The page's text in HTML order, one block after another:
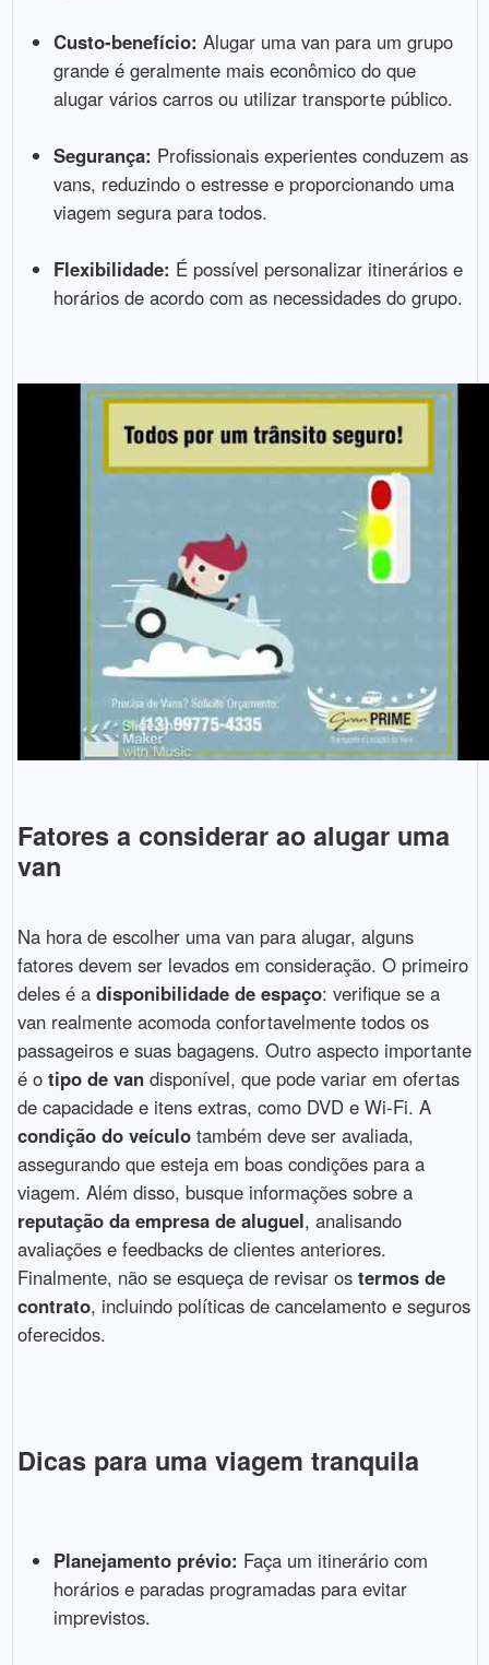
Custo-benefício: Alugar uma van para um grupo
grande é geralmente mais econômico do que
alugar vários carros ou utilizar transporte público.
Segurança: Profissionais experientes conduzem as
vans, reduzindo o estresse e proporcionando uma
viagem segura para todos.
Flexibilidade: É possível personalizar itinerários e
horários de acordo com as necessidades do grupo.
Fatores a considerar ao alugar uma
van
Na hora de escolher uma van para alugar, alguns
fatores devem ser levados em consideração. O primeiro
deles é a disponibilidade de espaço: verifique se a
van realmente acomoda confortavelmente todos os
passageiros e suas bagagens. Outro aspecto importante
é o tipo de vandisponível, que pode variar em ofertas
de capacidade e itens extras, como DVD e Wi-Fi. A
condição do veículotambém deve ser avaliada,
assegurando que esteja em boas condições para a
viagem. Além disso, busque informações sobre a
reputação da empresa de aluguel, analisando
avaliações e feedbacks de clientes anteriores.
Finalmente, não se esqueça de revisar os termos de
contrato, incluindo políticas de cancelamento e seguros
oferecidos.
Dicas para uma viagem tranquila
Planejamento prévio: Faça um itinerário com
horários e paradas programadas para evitar
imprevistos.